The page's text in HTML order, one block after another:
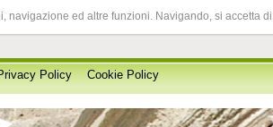
ed altre funzioni. Navigando, si accetta
Policy Cookie Policy